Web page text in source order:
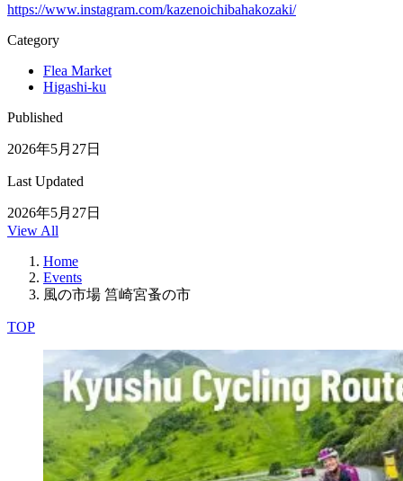
https://www.instagram.com/kazenoichibahakozaki/
Category
Flea Market
Higashi-ku
Published
2026年5月27日
Last Updated
2026年5月27日
View All
Home
Events
風の市場 筥崎宮蚤の市
TOP